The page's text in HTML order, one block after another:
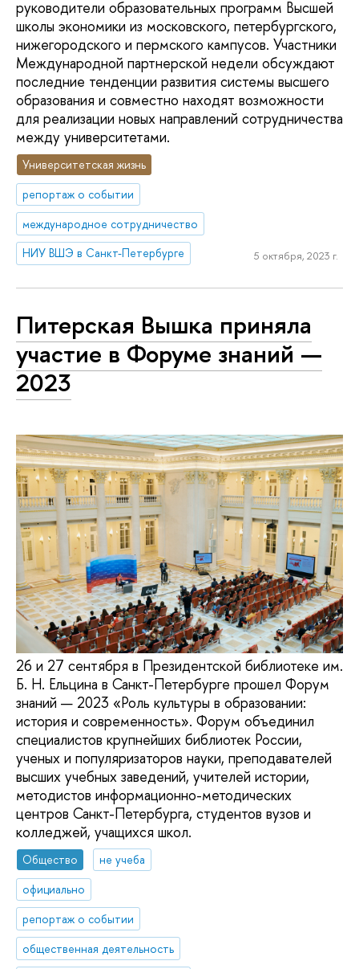
руководители образовательных программ Высшей
школы экономики из московского, петербургского,
нижегородского и пермского кампусов. Участники
Международной партнерской недели обсуждают
последние тенденции развития системы высшего
образования и совместно находят возможности
для реализации новых направлений сотрудничества
между университетами.
Университетская жизнь
репортаж о событии
международное сотрудничество
НИУ ВШЭ в Санкт-Петербурге
5 октября, 2023 г.
Питерская Вышка приняла
участие в Форуме знаний —
2023
26 и 27 сентября в Президентской библиотеке им.
Б. Н. Ельцина в Санкт-Петербурге прошел Форум
знаний — 2023 «Роль культуры в образовании:
история и современность». Форум объединил
специалистов крупнейших библиотек России,
ученых и популяризаторов науки, преподавателей
высших учебных заведений, учителей истории,
методистов информационно-методических
центров Санкт-Петербурга, студентов вузов и
колледжей, учащихся школ.
Общество
не учеба
официально
репортаж о событии
общественная деятельность